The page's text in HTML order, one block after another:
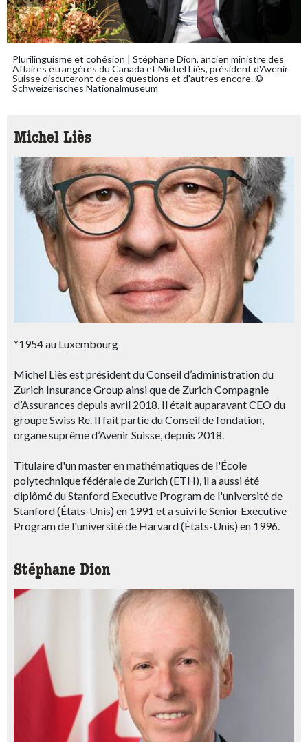
Plurilinguisme et cohésion | Stéphane Dion, ancien ministre des
Affaires étrangères du Canada et Michel Liès, président d'Avenir
Suisse discuteront de ces questions et d'autres encore. ©
Schweizerisches Nationalmuseum
Michel Liès
*1954 au Luxembourg
Michel Liès est président du Conseil d’administration du
Zurich Insurance Group ainsi que de Zurich Compagnie
d’Assurances depuis avril 2018. Il était auparavant CEO du
groupe Swiss Re. Il fait partie du Conseil de fondation,
organe suprême d’Avenir Suisse, depuis 2018.
Titulaire d'un master en mathématiques de l'École
polytechnique fédérale de Zurich (ETH), il a aussi été
diplômé du Stanford Executive Program de l'université de
Stanford (États-Unis) en 1991 et a suivi le Senior Executive
Program de l'université de Harvard (États-Unis) en 1996.
Stéphane Dion